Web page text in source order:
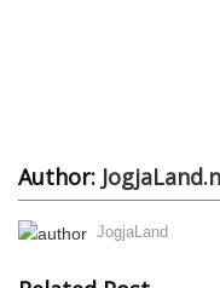
Author:
JogjaLand